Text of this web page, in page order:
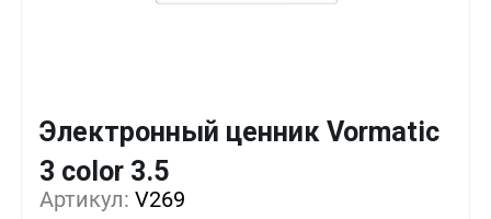
Электронный ценник Vormatic
3 color 3.5
Артикул: V269
1+ 0%